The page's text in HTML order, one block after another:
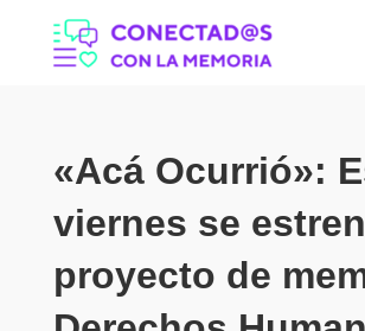
«Acá Ocurrió»:
viernes se
proyecto de